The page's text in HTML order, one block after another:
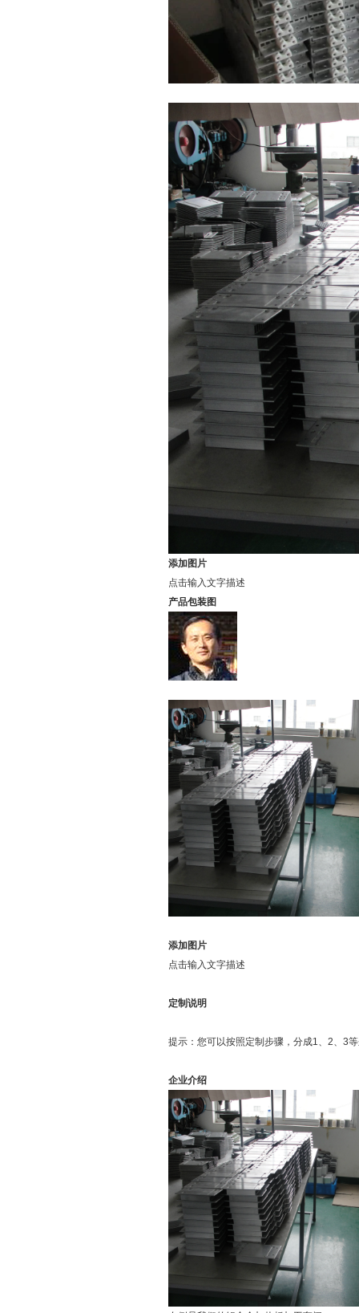
添加图片
点击输入文字描述
产品包装图
添加图片
点击输入文字描述
定制说明
提示：您可以按照定制步骤，分成1、2、3
企业介绍